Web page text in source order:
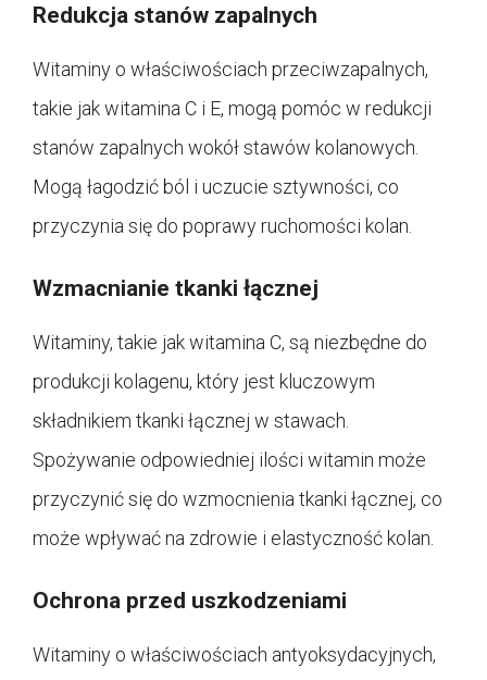
Redukcja stanów zapalnych
Witaminy o właściwościach przeciwzapalnych,
takie jak witamina C i E, mogą pomóc w redukcji
stanów zapalnych wokół stawów kolanowych.
Mogą łagodzić ból i uczucie sztywności, co
przyczynia się do poprawy ruchomości kolan.
Wzmacnianie tkanki łącznej
Witaminy, takie jak witamina C, są niezbędne do
produkcji kolagenu, który jest kluczowym
składnikiem tkanki łącznej w stawach.
Spożywanie odpowiedniej ilości witamin może
przyczynić się do wzmocnienia tkanki łącznej, co
może wpływać na zdrowie i elastyczność kolan.
Ochrona przed uszkodzeniami
Witaminy o właściwościach antyoksydacyjnych,